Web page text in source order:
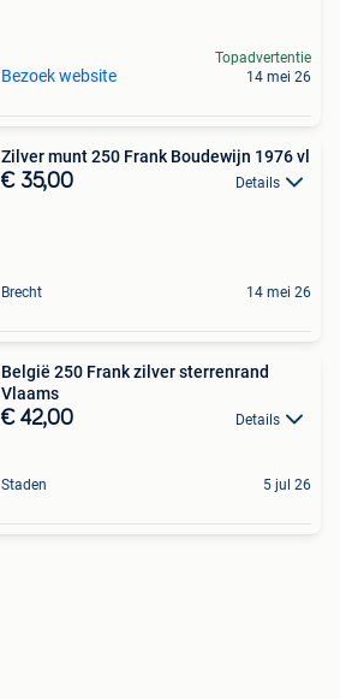
Bezoek website
Topadvertentie
14 mei 26
Zilver munt 250 Frank Boudewijn 1976 vl
€ 35,00 Details
Brecht 14 mei 26
België 250 Frank zilver sterrenrand
Vlaams
€ 42,00 Details
Staden 5 jul 26